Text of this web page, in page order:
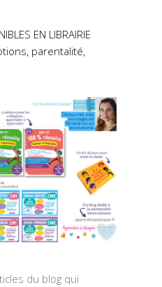
EN LIBRAIRIE
parentalité,
du blog qui